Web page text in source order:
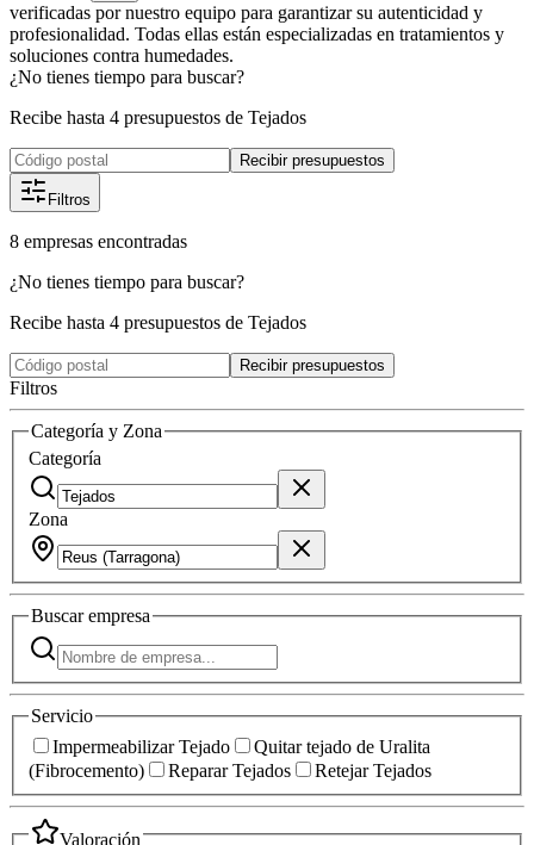
verificadas por nuestro equipo para garantizar su autenticidad y
profesionalidad. Todas ellas están especializadas en tratamientos y
soluciones contra humedades.
¿No tienes tiempo para buscar?
Recibe hasta 4 presupuestos de Tejados
Recibir presupuestos
Filtros
8 empresas encontradas
¿No tienes tiempo para buscar?
Recibe hasta 4 presupuestos de Tejados
Recibir presupuestos
Filtros
Categoría y Zona
Categoría
Zona
Buscarempresa
Servicio
Impermeabilizar Tejado
Quitar tejado de Uralita
(Fibrocemento)
Reparar Tejados Retejar Tejados
Valoración